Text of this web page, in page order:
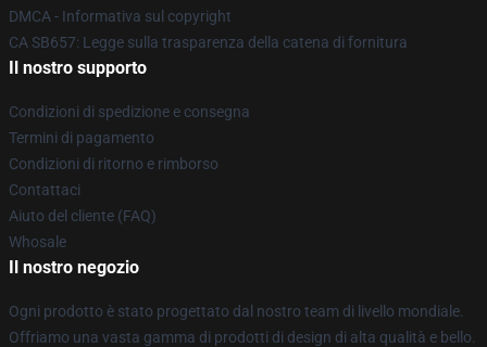
DMCA - Informativa sul copyright
CA SB657: Legge sulla trasparenza della catena di fornitura
Il nostro supporto
Condizioni di spedizione e consegna
Termini di pagamento
Condizioni di ritorno e rimborso
Contattaci
Aiuto del cliente (FAQ)
Whosale
Il nostro negozio
Ogni prodotto è stato progettato dal nostro team di livello mondiale.
Offriamo una vasta gamma di prodotti di design di alta qualità e bello.